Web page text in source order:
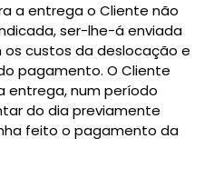
a entrega o Cliente não
ser-lhe-á enviada
custos da deslocação e
pagamento. O Cliente
entrega, num período
do dia previamente
feito o pagamento da